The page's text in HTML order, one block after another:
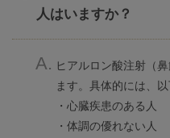
人はいますか？
ヒアルロン酸注射（
ます。具体的には、以
・心臓疾患のある人
・体調の優れない人